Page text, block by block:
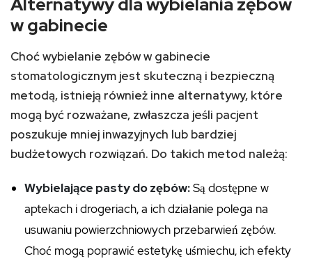
Alternatywy dla wybielania zębów
w gabinecie
Choć wybielanie zębów w gabinecie
stomatologicznym jest skuteczną i bezpieczną
metodą, istnieją również inne alternatywy, które
mogą być rozważane, zwłaszcza jeśli pacjent
poszukuje mniej inwazyjnych lub bardziej
budżetowych rozwiązań. Do takich metod należą:
Wybielające pasty do zębów:Są dostępne w
aptekach i drogeriach, a ich działanie polega na
usuwaniu powierzchniowych przebarwień zębów.
Choć mogą poprawić estetykę uśmiechu, ich efekty